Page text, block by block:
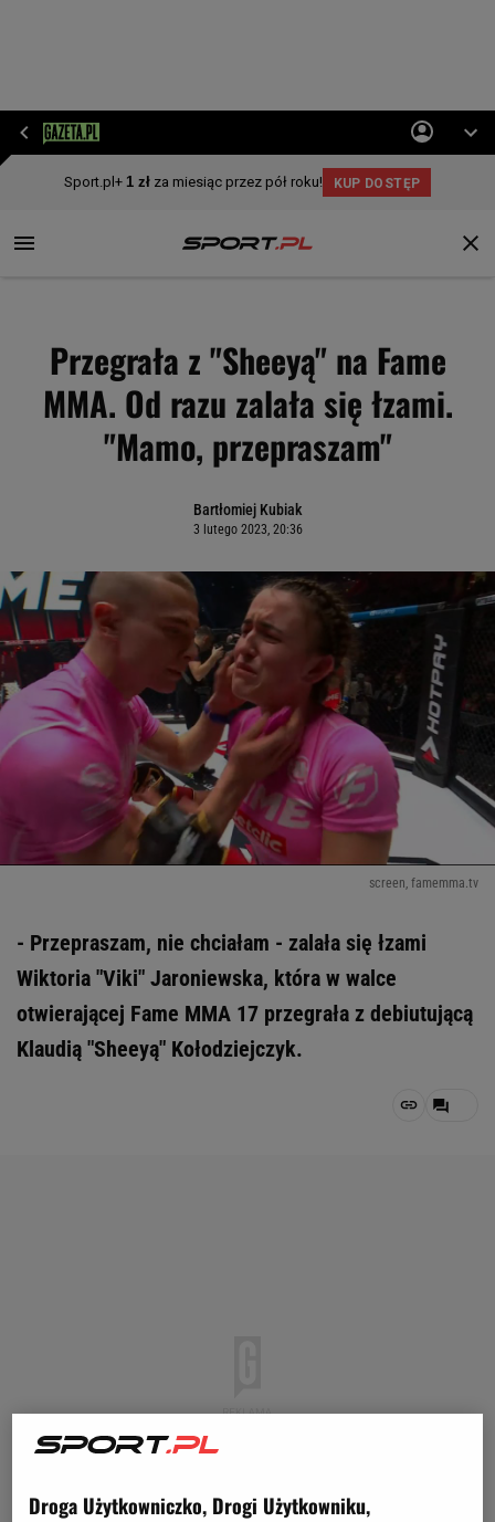
Przegrała z "Sheeyą" na Fame
MMA. Od razu zalała się łzami.
"Mamo, przepraszam"
Bartłomiej Kubiak
3 lutego 2023, 20:36
screen, famemma.tv
- Przepraszam, nie chciałam - zalała się łzami
Wiktoria "Viki" Jaroniewska, która w walce
otwierającej Fame MMA 17 przegrała z debiutującą
Klaudią "Sheeyą" Kołodziejczyk.
Droga Użytkowniczko, Drogi Użytkowniku,